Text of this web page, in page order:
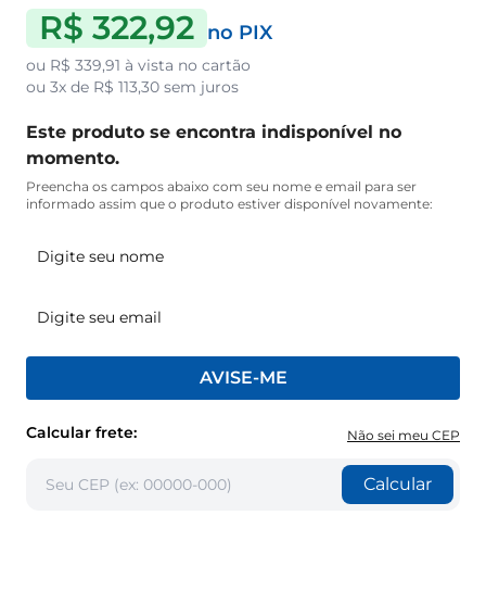
R$ 322,92 no PIX
ou R$ 339,91 à vista no cartão
ou 3x de R$ 113,30 sem juros
Este produto se encontra indisponível no
momento.
Preencha os campos abaixo com seu nome e email para ser
informado assim que o produto estiver disponível novamente:
AVISE-ME
Calcular frete: Não sei meu CEP
Calcular